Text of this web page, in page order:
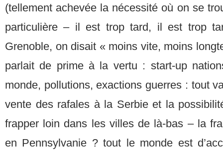
(tellement achevée la nécessité où on se
particulière – il est trop tard, il est trop
Grenoble, on disait « moins vite, moins
parlait de prime à la vertu : start-up
monde, pollutions, exactions guerres : tout
vente des rafales à la Serbie et la
frapper loin dans les villes de là-bas – la
en Pennsylvanie ? tout le monde est